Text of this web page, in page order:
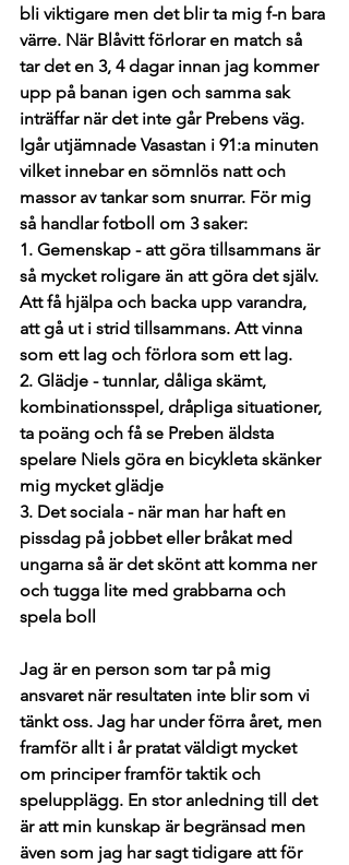
bli viktigare men det blir ta mig f-n bara
värre. När Blåvitt förlorar en match så
tar det en 3, 4 dagar innan jag kommer
upp på banan igen och samma sak
inträffar när det inte går Prebens väg.
Igår utjämnade Vasastan i 91:a minuten
vilket innebar en sömnlös natt och
massor av tankar som snurrar. För mig
så handlar fotboll om 3 saker:
1. Gemenskap - att göra tillsammans är
så mycket roligare än att göra det själv.
Att få hjälpa och backa upp varandra,
att gå ut i strid tillsammans. Att vinna
som ett lag och förlora som ett lag.
2. Glädje - tunnlar, dåliga skämt,
kombinationsspel, dråpliga situationer,
ta poäng och få se Preben äldsta
spelare Niels göra en bicykleta skänker
mig mycket glädje
3. Det sociala - när man har haft en
pissdag på jobbet eller bråkat med
ungarna så är det skönt att komma ner
och tugga lite med grabbarna och
spela boll
Jag är en person som tar på mig
ansvaret när resultaten inte blir som vi
tänkt oss. Jag har under förra året, men
framför allt i år pratat väldigt mycket
om principer framför taktik och
spelupplägg. En stor anledning till det
är att min kunskap är begränsad men
även som jag har sagt tidigare att för